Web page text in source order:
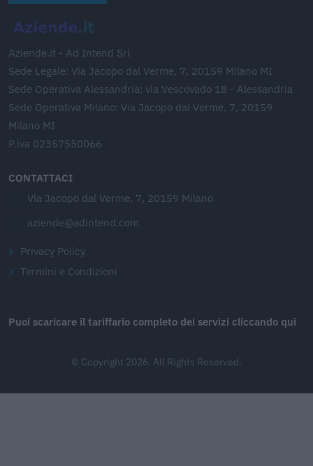
Aziende.it - Ad Intend Srl
Sede Legale: Via Jacopo dal Verme, 7, 20159 Milano MI
Sede Operativa Alessandria: via Vescovado 18 - Alessandria
Sede Operativa Milano: Via Jacopo dal Verme, 7, 20159
Milano MI
P.iva 02357550066
CONTATTACI
Via Jacopo dal Verme, 7, 20159 Milano
aziende@adintend.com
Privacy Policy
Termini e Condizioni
Puoi scaricare il tariffario completo dei servizi cliccando qui
© Copyright 2026. All Rights Reserved.